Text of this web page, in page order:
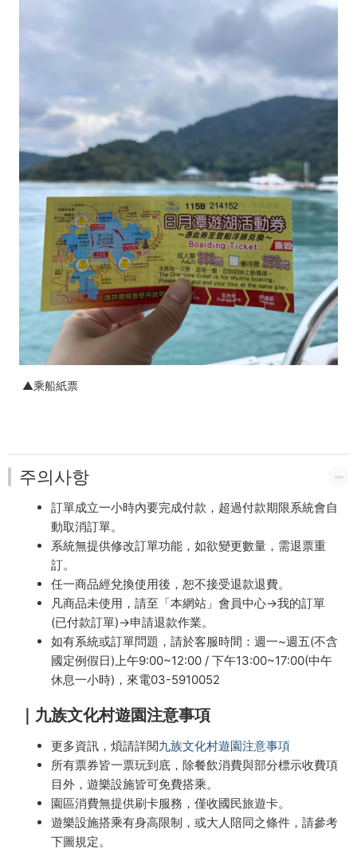
▲乘船紙票
주의사항
訂單成立一小時內要完成付款，超過付款期限系統會自
動取消訂單。
系統無提供修改訂單功能，如欲變更數量，需退票重
訂。
任一商品經兌換使用後，恕不接受退款退費。
凡商品未使用，請至「本網站」會員中心→我的訂單
(已付款訂單)→申請退款作業。
如有系統或訂單問題，請於客服時間：週一~週五(不含
國定例假日)上午9:00~12:00 / 下午13:00~17:00(中午
休息一小時)，來電03-5910052
｜九族文化村遊園注意事項
更多資訊，煩請詳閱九族文化村遊園注意事項
所有票券皆一票玩到底，除餐飲消費與部分標示收費項
目外，遊樂設施皆可免費搭乘。
園區消費無提供刷卡服務，僅收國民旅遊卡。
遊樂設施搭乘有身高限制，或大人陪同之條件，請參考
下圖規定。